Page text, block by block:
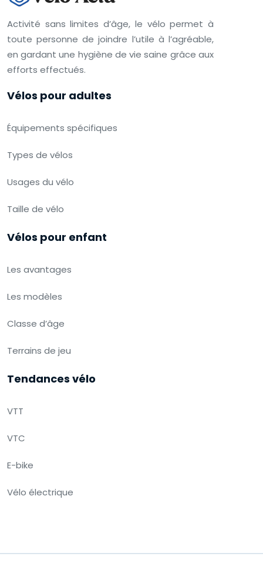
Activité sans limites d’âge, le vélo permet à
toute personne de joindre l’utile à l’agréable,
en gardant une hygiène de vie saine grâce aux
efforts effectués.
Vélos pour adultes
Équipements spécifiques
Types de vélos
Usages du vélo
Taille de vélo
Vélos pour enfant
Les avantages
Les modèles
Classe d’âge
Terrains de jeu
Tendances vélo
VTT
VTC
E-bike
Vélo électrique